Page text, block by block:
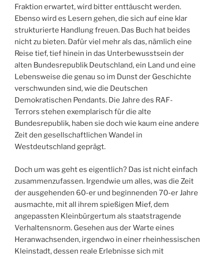
Fraktion erwartet, wird bitter enttäuscht werden.
Ebenso wird es Lesern gehen, die sich auf eine klar
strukturierte Handlung freuen. Das Buch hat beides
nicht zu bieten. Dafür viel mehr als das, nämlich eine
Reise tief, tief hinein in das Unterbewusstsein der
alten Bundesrepublik Deutschland, ein Land und eine
Lebensweise die genau so im Dunst der Geschichte
verschwunden sind, wie die Deutschen
Demokratischen Pendants. Die Jahre des RAF-
Terrors stehen exemplarisch für die alte
Bundesrepublik, haben sie doch wie kaum eine andere
Zeit den gesellschaftlichen Wandel in
Westdeutschland geprägt.
Doch um was geht es eigentlich? Das ist nicht einfach
zusammenzufassen. Irgendwie um alles, was die Zeit
der ausgehenden 60-er und beginnenden 70-er Jahre
ausmachte, mit all ihrem spießigen Mief, dem
angepassten Kleinbürgertum als staatstragende
Verhaltensnorm. Gesehen aus der Warte eines
Heranwachsenden, irgendwo in einer rheinhessischen
Kleinstadt, dessen reale Erlebnisse sich mit